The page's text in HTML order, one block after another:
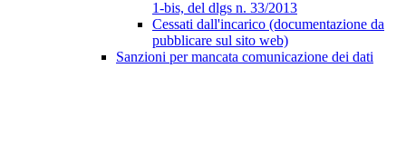
1-bis, del dlgs n. 33/2013
Cessati dall'incarico (documentazione da
pubblicare sul sito web)
Sanzioni per mancata comunicazione dei dati